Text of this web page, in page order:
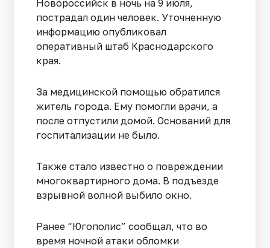
Новороссийск в ночь на 9 июля,
пострадал один человек. Уточненную
информацию опубликовал
оперативный штаб Краснодарского
края.
За медицинской помощью обратился
житель города. Ему помогли врачи, а
после отпустили домой. Оснований для
госпитализации не было.
Также стало известно о повреждении
многоквартирного дома. В подъезде
взрывной волной выбило окно.
Ранее “Югополис” сообщал, что во
время ночной атаки обломки